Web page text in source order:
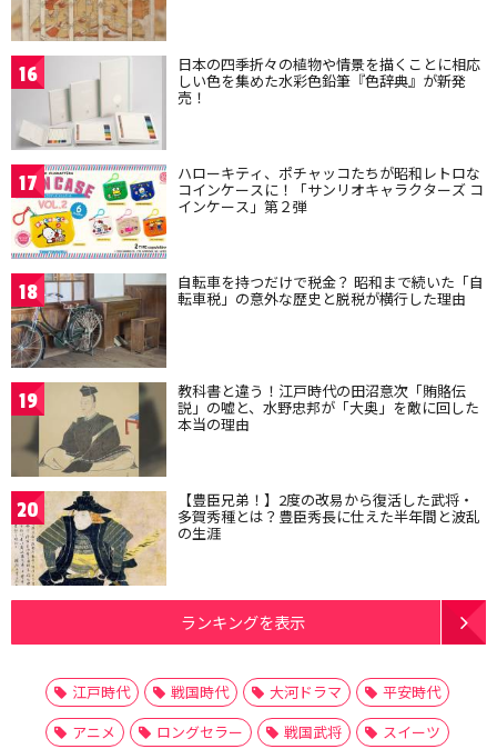
16 日本の四季折々の植物や情景を描くことに相応
しい色を集めた水彩色鉛筆『色辞典』が新発
売！
17 ハローキティ、ポチャッコたちが昭和レトロな
コインケースに！「サンリオキャラクターズ コ
インケース」第２弾
18 自転車を持つだけで税金？ 昭和まで続いた「自
転車税」の意外な歴史と脱税が横行した理由
19 教科書と違う！江戸時代の田沼意次「賄賂伝
説」の嘘と、水野忠邦が「大奥」を敵に回した
本当の理由
20 【豊臣兄弟！】2度の改易から復活した武将・
多賀秀種とは？豊臣秀長に仕えた半年間と波乱
の生涯
ランキングを表示
江戸時代 戦国時代 大河ドラマ
平安時代
アニメ
ロングセラー 戦国武将
スイーツ